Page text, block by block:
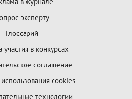
эксперту
Глоссарий
участия в конкурсах
соглашение
cookies
технологии